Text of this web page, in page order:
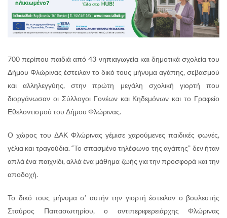
700 περίπου παιδιά από 43 νηπιαγωγεία και δημοτικά σχολεία του
Δήμου Φλώρινας έστειλαν το δικό τους μήνυμα αγάπης, σεβασμού
και αλληλεγγύης, στην πρώτη μεγάλη σχολική γιορτή που
διοργάνωσαν οι Σύλλογοι Γονέων και Κηδεμόνων και το Γραφείο
Εθελοντισμού του Δήμου Φλώρινας.
Ο χώρος του ΔΑΚ Φλώρινας γέμισε χαρούμενες παιδικές φωνές,
γέλια και τραγούδια. “Το σπασμένο τηλέφωνο της αγάπης” δεν ήταν
απλά ένα παιχνίδι, αλλά ένα μάθημα ζωής για την προσφορά και την
αποδοχή.
Το δικό τους μήνυμα σ’ αυτήν την γιορτή έστειλαν ο βουλευτής
Σταύρος Παπασωτηρίου, ο αντιπεριφερειάρχης Φλώρινας